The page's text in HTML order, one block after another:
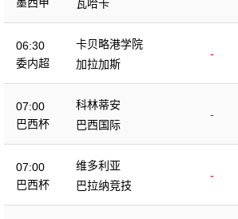
瓦哈卡
06:30
委内超
卡贝略港学院
-
加拉加斯
07:00
巴西杯
科林蒂安
-
巴西国际
07:00
巴西杯
维多利亚
-
巴拉纳竞技